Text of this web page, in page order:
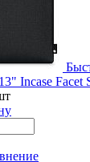
Incase Facet